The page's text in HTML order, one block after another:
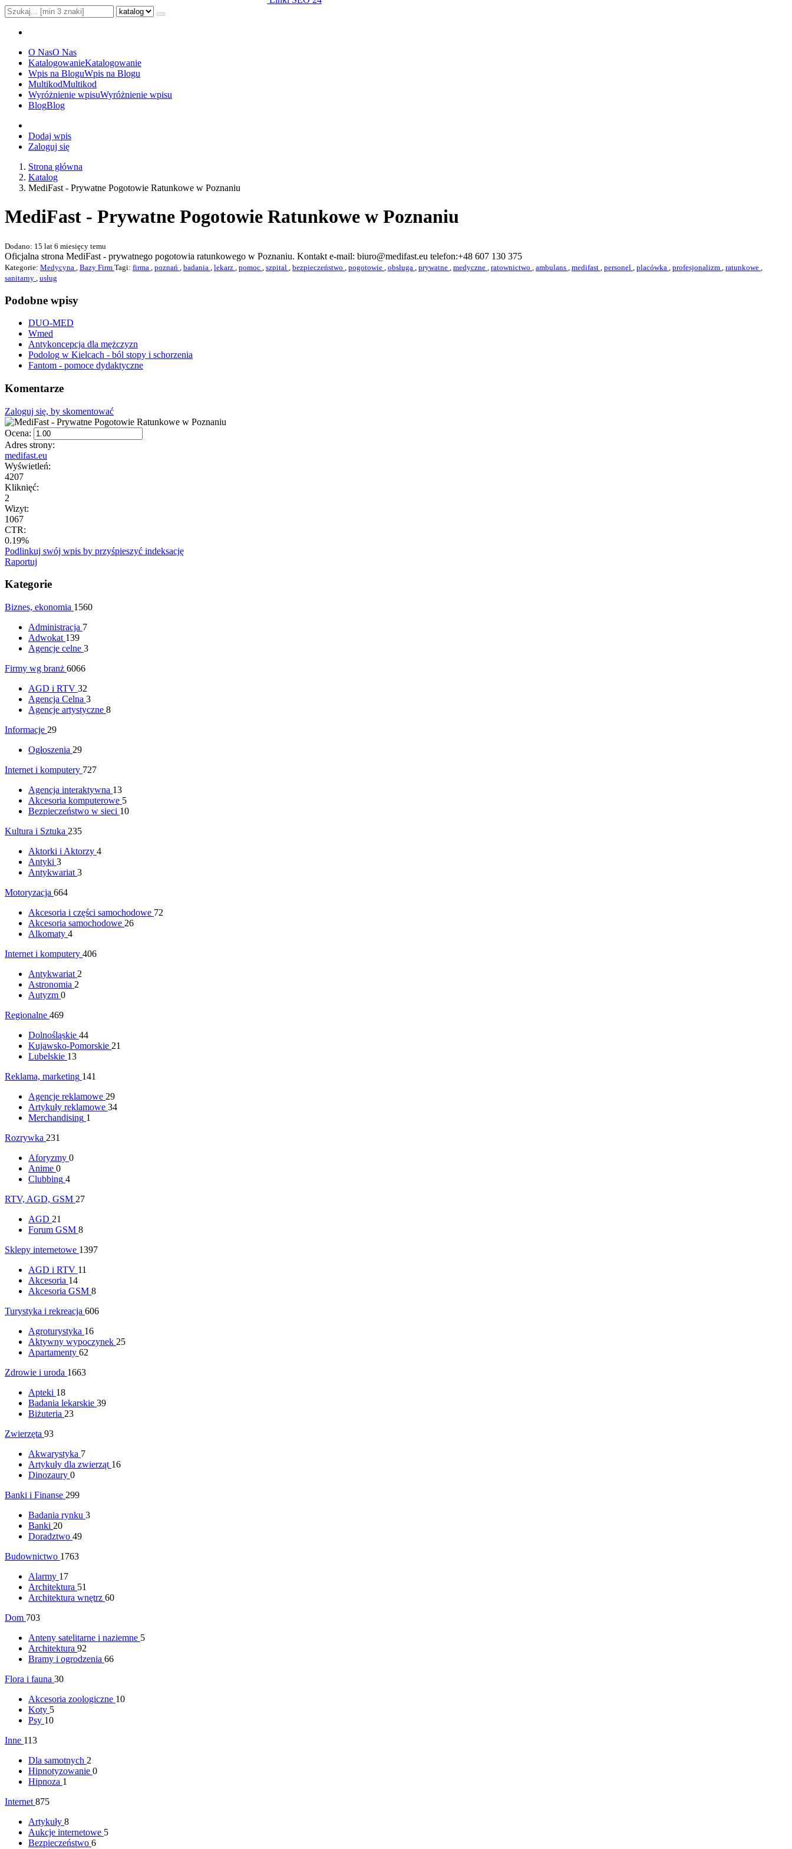
O NasO Nas
KatalogowanieKatalogowanie
Wpis na BloguWpis na Blogu
MultikodMultikod
Wyróżnienie wpisuWyróżnienie wpisu
BlogBlog
Dodaj wpis
Zaloguj się
Strona główna
Katalog
MediFast - Prywatne Pogotowie Ratunkowe w Poznaniu
MediFast - Prywatne Pogotowie Ratunkowe w Poznaniu
Dodano: 15 lat 6 miesięcy temu
Oficjalna strona MediFast - prywatnego pogotowia ratunkowego w Poznaniu. Kontakt e-mail: biuro@medifast.eu telefon:+48 607 130 375
Kategorie: Medycyna Bazy Firm Tagi: firma poznań badania lekarz pomoc szpital bezpieczeństwo pogotowie obsługa prywatne medyczne ratownictwo ambulans medifast personel placówka profesjonalizm ratunkowe
sanitarny usług
Podobne wpisy
DUO-MED
Wmed
Antykoncepcja dla mężczyzn
Podolog w Kielcach - ból stopy i schorzenia
Fantom - pomoce dydaktyczne
Komentarze
Zaloguj się, by skomentować
Ocena:
Adres strony:
medifast.eu
Wyświetleń:
4207
Kliknięć:
2
Wizyt:
1067
CTR:
0.19%
Podlinkuj swój wpis by przyśpieszyć indeksację
Raportuj
Kategorie
Biznes, ekonomia 1560
Administracja 7
Adwokat 139
Agencje celne 3
Firmy wg branż 6066
AGD i RTV 32
Agencja Celna 3
Agencje artystyczne 8
Informacje 29
Ogłoszenia 29
Internet i komputery 727
Agencja interaktywna 13
Akcesoria komputerowe 5
Bezpieczeństwo w sieci 10
Kultura i Sztuka 235
Aktorki i Aktorzy 4
Antyki 3
Antykwariat 3
Motoryzacja 664
Akcesoria i części samochodowe 72
Akcesoria samochodowe 26
Alkomaty 4
Internet i komputery 406
Antykwariat 2
Astronomia 2
Autyzm 0
Regionalne 469
Dolnośląskie 44
Kujawsko-Pomorskie 21
Lubelskie 13
Reklama, marketing 141
Agencje reklamowe 29
Artykuły reklamowe 34
Merchandising 1
Rozrywka 231
Aforyzmy 0
Anime 0
Clubbing 4
RTV, AGD, GSM 27
AGD 21
Forum GSM 8
Sklepy internetowe 1397
AGD i RTV 11
Akcesoria 14
Akcesoria GSM 8
Turystyka i rekreacja 606
Agroturystyka 16
Aktywny wypoczynek 25
Apartamenty 62
Zdrowie i uroda 1663
Apteki 18
Badania lekarskie 39
Biżuteria 23
Zwierzęta 93
Akwarystyka 7
Artykuły dla zwierząt 16
Dinozaury 0
Banki i Finanse 299
Badania rynku 3
Banki 20
Doradztwo 49
Budownictwo 1763
Alarmy 17
Architektura 51
Architektura wnętrz 60
Dom 703
Anteny satelitarne i naziemne 5
Architektura 92
Bramy i ogrodzenia 66
Flora i fauna 30
Akcesoria zoologiczne 10
Koty 5
Psy 10
Inne 113
Dla samotnych 2
Hipnotyzowanie 0
Hipnoza 1
Internet 875
Artykuły 8
Aukcje internetowe 5
Bezpieczeństwo 6